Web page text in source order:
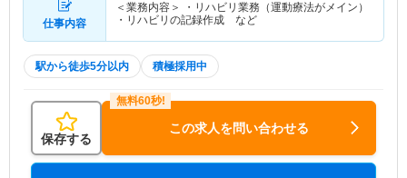
仕事内容
＜業務内容＞ ・リハビリ業務（運動療法がメイン）
・リハビリの記録作成 など
駅から徒歩5分以内 積極採用中
保存する
この求人を問い合わせる